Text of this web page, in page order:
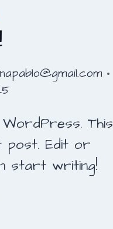
This
Edit or
start writing!